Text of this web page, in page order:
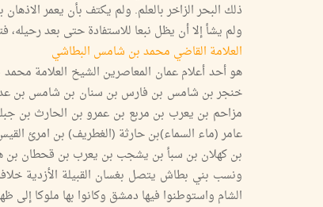
ذلك البحر الزاخر بالعلم. ولم يكتف بأن يعمر
ولم يشأ إلا أن يظل نبعا للاستفادة حتى بعد
العلامة القاضي محمد بن شامس البطاشي
هو أحد أعلام عمان المعاصرين الشيخ
خنجر بن شامس بن فارس بن سنان بن شامس بن
مزاحم بن يعرب بن مربع بن عمرو بن الحارث بن
عامر (ماء السماء)بن حارثة (الغطريف) بن امرئ
بن كهلان بن سبأ بن يشجب بن يعرب بن قحطان بن
ونسب بني بطاش يتصل بغسان القبيلة الأزدية
الشام واستوطنوا فيها دمشق وكانوا بها ملوكا